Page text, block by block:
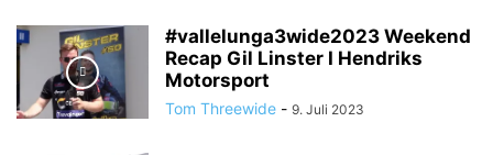
#vallelunga3wide2023 Weekend
Recap Gil Linster I Hendriks
Motorsport
Tom Threewide - 9. Juli 2023